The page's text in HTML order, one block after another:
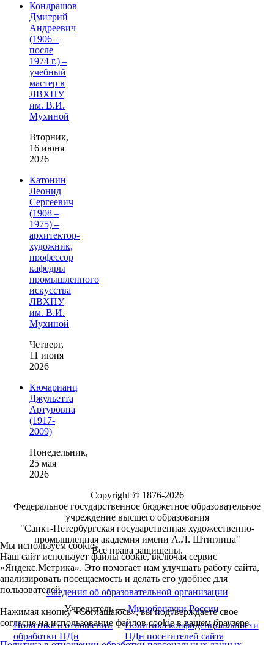
Кондрашов
Дмитрий
Андреевич
(1906 –
после
1974 г.) –
учебный
мастер в
ЛВХПУ
им. В.И.
Мухиной
Вторник,
16 июня
2026
Катонин
Леонид
Сергеевич
(1908 –
1975) –
архитектор-
художник,
профессор
кафедры
промышленного
искусства
ЛВХПУ
им. В.И.
Мухиной
Четверг,
11 июня
2026
Кючарианц
Джульетта
Артуровна
(1917-
2009)
Понедельник,
25 мая
2026
Copyright © 1876-2026
Федеральное государственное бюджетное образовательное
учреждение высшего образования
"Санкт-Петербургская государственная художественно-
промышленная академия имени А.Л. Штиглица"
Все права защищены.
Сведения об образовательной организации
Учредитель —Минобрнауки России
Политика в отношении
обработки ПДн
Политика конфиденциальности
ПДн посетителей сайта
Мы используем cookies
Наш сайт использует файлы cookie, включая сервис
«Яндекс.Метрика». Это помогает нам улучшать работу сайта,
анализировать посещаемость и делать его удобнее для
пользователей.
Нажимая кнопку «Соглашаюсь», вы подтверждаете свое
согласие на использование файлов cookie в вашем браузере.